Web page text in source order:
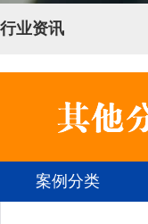
行业资讯
案例分类